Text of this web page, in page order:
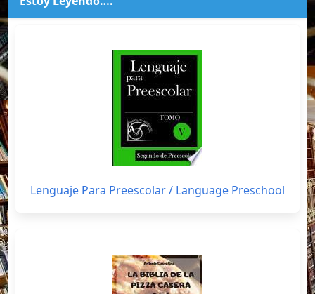
Lenguaje Para Preescolar / Language Preschool